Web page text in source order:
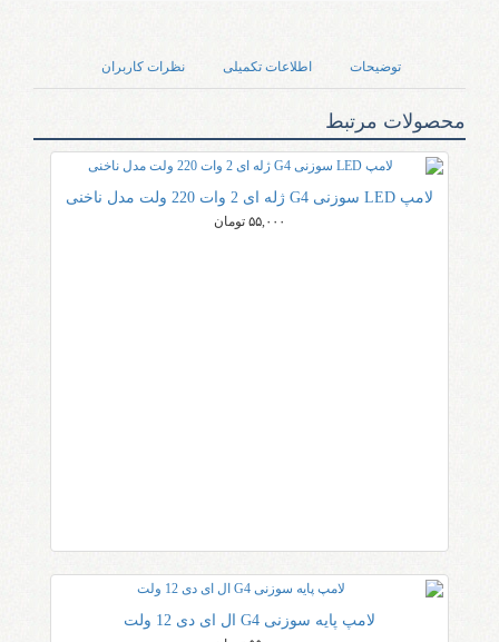
توضیحات اطلاعات تکمیلی نظرات کاربران
محصولات مرتبط
لامپ LED سوزنی G4 ژله ای 2 وات 220 ولت مدل ناخنی
۵۵,۰۰۰ تومان
لامپ پایه سوزنی G4 ال ای دی 12 ولت